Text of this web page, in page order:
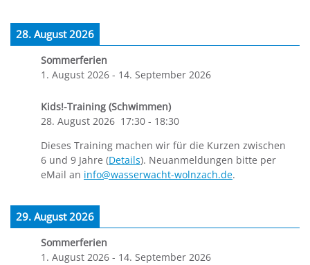
28. August 2026
Sommerferien
1. August 2026 - 14. September 2026
Kids!-Training (Schwimmen)
28. August 2026 17:30 - 18:30
Dieses Training machen wir für die Kurzen zwischen
6 und 9 Jahre (Details). Neuanmeldungen bitte per
eMail an info@wasserwacht-wolnzach.de.
29. August 2026
Sommerferien
1. August 2026 - 14. September 2026